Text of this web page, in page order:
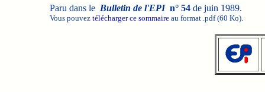
Paru dans le Bulletin de l'EPI n° 54de juin 1989.
Vous pouvez télécharger ce sommaireau format .pdf (60 Ko).